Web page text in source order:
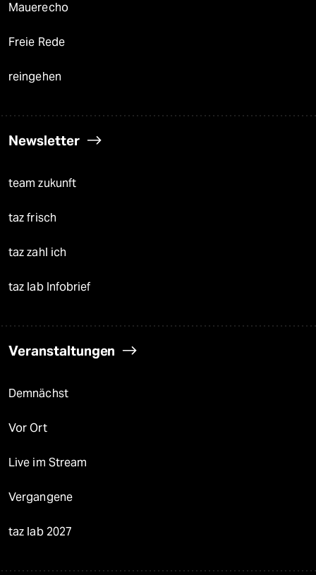
Mauerecho
Freie Rede
reingehen
Newsletter
team zukunft
taz frisch
taz zahl ich
taz lab Infobrief
Veranstaltungen
Demnächst
Vor Ort
Live im Stream
Vergangene
taz lab 2027